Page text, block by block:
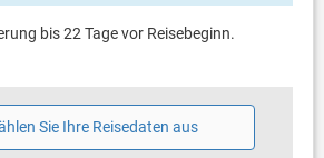
der Unterkunft
bis 22 Tage vor Reisebeginn.
Sie Ihre Reisedaten aus